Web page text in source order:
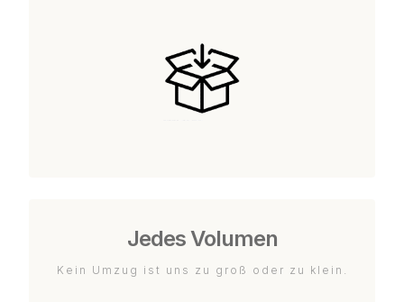
Jedes Volumen
Kein Umzug ist uns zu groß oder zu klein.